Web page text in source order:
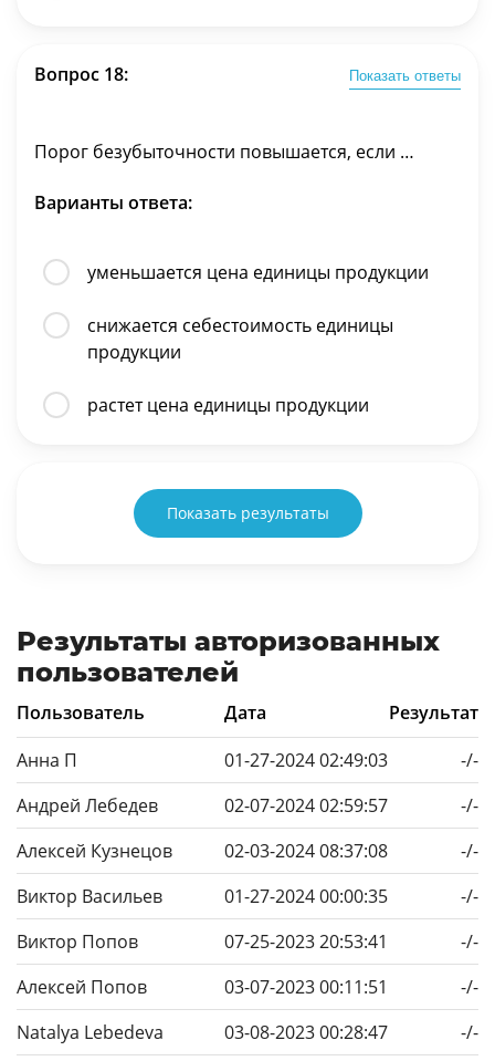
Вопрос 18: Показать ответы
Порог безубыточности повышается, если …
Варианты ответа:
уменьшается цена единицы продукции
снижается себестоимость единицы
продукции
растет цена единицы продукции
Показать результаты
Результаты авторизованных
пользователей
Пользователь Дата
Результат
Анна П
01-27-2024 02:49:03
-/-
Андрей Лебедев
02-07-2024 02:59:57
-/-
Алексей Кузнецов
02-03-2024 08:37:08
-/-
Виктор Васильев
01-27-2024 00:00:35
-/-
Виктор Попов
07-25-2023 20:53:41
-/-
Алексей Попов
03-07-2023 00:11:51
-/-
Natalya Lebedeva
03-08-2023 00:28:47
-/-